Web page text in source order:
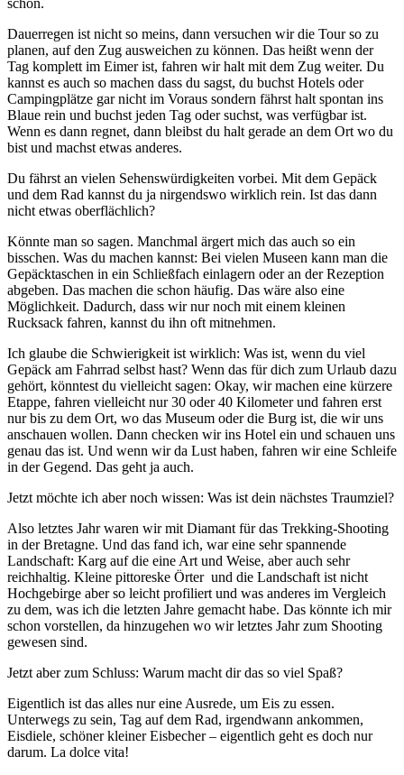
schon.
Dauerregen ist nicht so meins, dann versuchen wir die Tour so zu
planen, auf den Zug ausweichen zu können. Das heißt wenn der
Tag komplett im Eimer ist, fahren wir halt mit dem Zug weiter. Du
kannst es auch so machen dass du sagst, du buchst Hotels oder
Campingplätze gar nicht im Voraus sondern fährst halt spontan ins
Blaue rein und buchst jeden Tag oder suchst, was verfügbar ist.
Wenn es dann regnet, dann bleibst du halt gerade an dem Ort wo du
bist und machst etwas anderes.
Du fährst an vielen Sehenswürdigkeiten vorbei. Mit dem Gepäck
und dem Rad kannst du ja nirgendswo wirklich rein. Ist das dann
nicht etwas oberflächlich?
Könnte man so sagen. Manchmal ärgert mich das auch so ein
bisschen. Was du machen kannst: Bei vielen Museen kann man die
Gepäcktaschen in ein Schließfach einlagern oder an der Rezeption
abgeben. Das machen die schon häufig. Das wäre also eine
Möglichkeit. Dadurch, dass wir nur noch mit einem kleinen
Rucksack fahren, kannst du ihn oft mitnehmen.
Ich glaube die Schwierigkeit ist wirklich: Was ist, wenn du viel
Gepäck am Fahrrad selbst hast? Wenn das für dich zum Urlaub dazu
gehört, könntest du vielleicht sagen: Okay, wir machen eine kürzere
Etappe, fahren vielleicht nur 30 oder 40 Kilometer und fahren erst
nur bis zu dem Ort, wo das Museum oder die Burg ist, die wir uns
anschauen wollen. Dann checken wir ins Hotel ein und schauen uns
genau das ist. Und wenn wir da Lust haben, fahren wir eine Schleife
in der Gegend. Das geht ja auch.
Jetzt möchte ich aber noch wissen: Was ist dein nächstes Traumziel?
Also letztes Jahr waren wir mit Diamant für das Trekking-Shooting
in der Bretagne. Und das fand ich, war eine sehr spannende
Landschaft: Karg auf die eine Art und Weise, aber auch sehr
reichhaltig. Kleine pittoreske Örter und die Landschaft ist nicht
Hochgebirge aber so leicht profiliert und was anderes im Vergleich
zu dem, was ich die letzten Jahre gemacht habe. Das könnte ich mir
schon vorstellen, da hinzugehen wo wir letztes Jahr zum Shooting
gewesen sind.
Jetzt aber zum Schluss: Warum macht dir das so viel Spaß?
Eigentlich ist das alles nur eine Ausrede, um Eis zu essen.
Unterwegs zu sein, Tag auf dem Rad, irgendwann ankommen,
Eisdiele, schöner kleiner Eisbecher – eigentlich geht es doch nur
darum. La dolce vita!